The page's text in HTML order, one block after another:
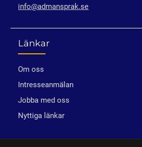
info@admansprak.se
Länkar
Om oss
Intresseanmälan
Jobba med oss
Nyttiga länkar